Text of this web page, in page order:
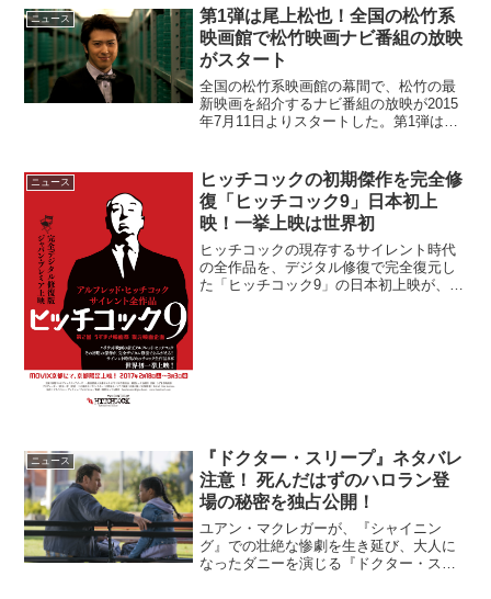
とした時代に起きた5件の連続殺人事件。
被害者に近しい者に殺...
ニュース
第1弾は尾上松也！全国の松竹系
映画館で松竹映画ナビ番組の放映
がスタート
全国の松竹系映画館の幕間で、松竹の最
新映画を紹介するナビ番組の放映が2015
年7月11日よりスタートした。第1弾は尾
プレックスシアターズ）20周年を記念し
行われるも...
ニュース
ヒッチコックの初期傑作を完全修
復「ヒッチコック9」日本初上
映！一挙上映は世界初
ヒッチコックの現存するサイレント時代
の全作品を、デジタル修復で完全復元し
た「ヒッチコック9」の日本初上映が、
ニュース
『ドクター・スリープ』ネタバレ
注意！ 死んだはずのハロラン登
場の秘密を独占公開！
ユアン・マクレガーが、『シャイニン
グ』での壮絶な惨劇を生き延び、大人に
なったダニーを演じる『ドクター・スリ